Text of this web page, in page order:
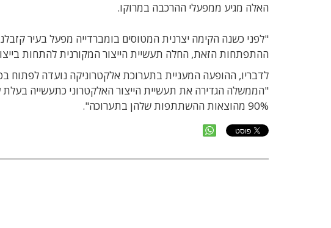
האלה מגיע ממפעלי ההרכבה במרוקו.
"לפני כשנה הקימה יצרנית המטוסים בומברדייה מפעל בעיר
ההתפתחות הזאת, החלה תעשיית הייצור המקורנית להתחות
"הממשלה הגדירה את תעשיית הייצור האלקטרוני כתעשייה
90% מהוצאות ההשתתפות שלהן בתערוכה".